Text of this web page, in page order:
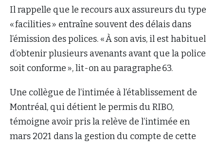
Il rappelle que le recours aux assureurs du type
« facilities » entraîne souvent des délais dans
l’émission des polices. « À son avis, il est habituel
d’obtenir plusieurs avenants avant que la police
soit conforme », lit-on au paragraphe 63.
Une collègue de l’intimée à l’établissement de
Montréal, qui détient le permis du RIBO,
témoigne avoir pris la relève de l’intimée en
mars 2021 dans la gestion du compte de cette